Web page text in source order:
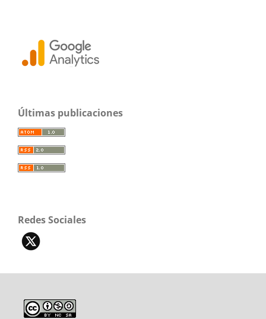
Últimas publicaciones
Redes Sociales